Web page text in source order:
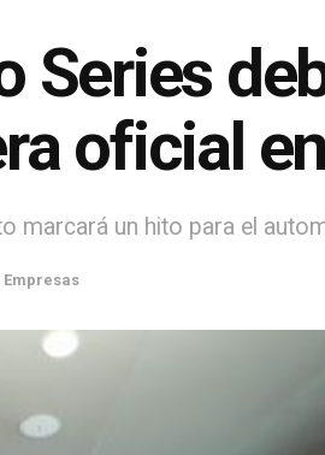
Series
oficial
marcará un hito para el
Empresas